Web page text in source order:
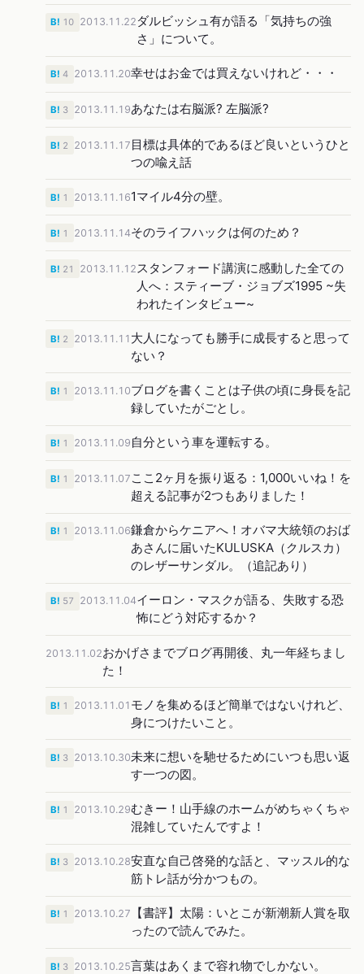
2013.11.22 ダルビッシュ有が語る「気持ちの強
さ」について。
B! 10
2013.11.20幸せはお金では買えないけれど・・・
B! 4
2013.11.19あなたは右脳派? 左脳派?
B! 3
2013.11.17 目標は具体的であるほど良いというひと
つの喩え話
B! 2
2013.11.161マイル4分の壁。
B! 1
2013.11.14そのライフハックは何のため？
B! 1
2013.11.12 スタンフォード講演に感動した全ての
人へ：スティーブ・ジョブズ1995 ~失
われたインタビュー~
B! 21
2013.11.11 大人になっても勝手に成長すると思って
ない？
B! 2
2013.11.10ブログを書くことは子供の頃に身長を記
録していたがごとし。
B! 1
2013.11.09 自分という車を運転する。
B! 1
2013.11.07 ここ2ヶ月を振り返る：1,000いいね！を
超える記事が2つもありました！
B! 1
2013.11.06鎌倉からケニアへ！オバマ大統領のおば
あさんに届いたKULUSKA（クルスカ）
のレザーサンダル。（追記あり）
B! 1
2013.11.04イーロン・マスクが語る、失敗する恐
怖にどう対応するか？
B! 57
2013.11.02おかげさまでブログ再開後、丸一年経ちまし
た！
2013.11.01 モノを集めるほど簡単ではないけれど、
身につけたいこと。
B! 1
2013.10.30未来に想いを馳せるためにいつも思い返
す一つの図。
B! 3
2013.10.29むきー！山手線のホームがめちゃくちゃ
混雑していたんですよ！
B! 1
2013.10.28安直な自己啓発的な話と、マッスル的な
筋トレ話が分かつもの。
B! 3
2013.10.27
【書評】太陽：いとこが新潮新人賞を取
ったので読んでみた。
B! 1
2013.10.25言葉はあくまで容れ物でしかない。
B! 3